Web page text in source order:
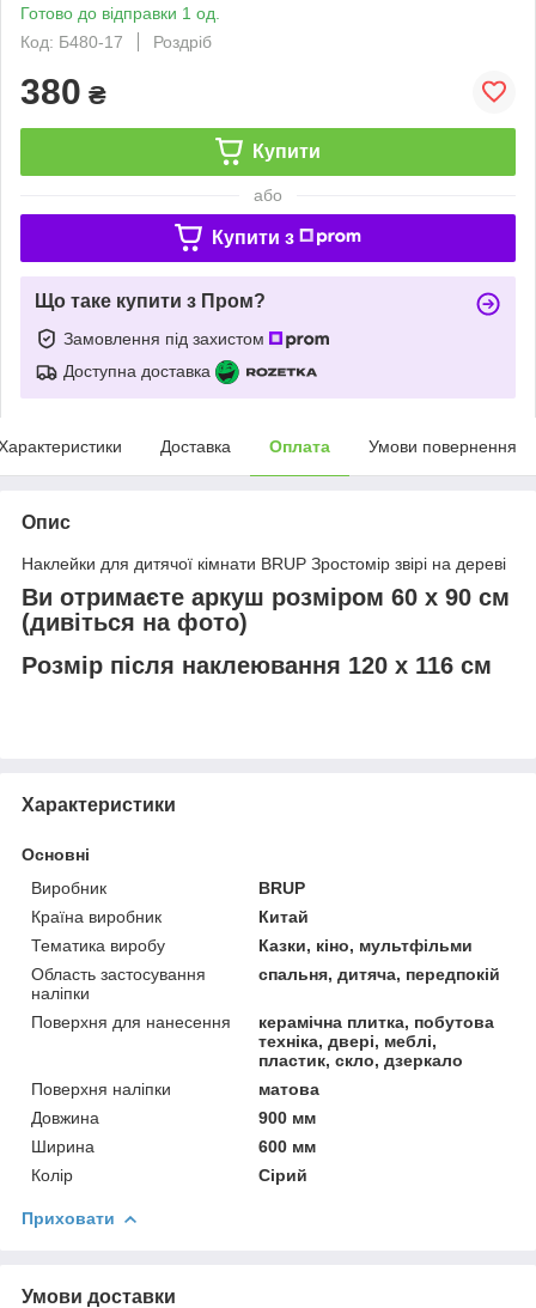
Готово до відправки 1 од.
Код: Б480-17
Роздріб
380 ₴
Купити
або
Купити з
Що таке купити з Пром?
Замовлення під захистом
Доступна доставка
Доставка Оплата Умови повернення
Опис
Наклейки для дитячої кімнати BRUP Зростомір звірі на дереві
Ви отримаєте аркуш розміром 60 х 90 см
(дивіться на фото)
Розмір після наклеювання 120 х 116 см
Характеристики
Основні
Виробник
BRUP
Країна виробник
Китай
Тематика виробу
Казки, кіно, мультфільми
Область застосування
наліпки
спальня, дитяча, передпокій
Поверхня для нанесення
керамічна плитка, побутова
техніка, двері, меблі,
пластик, скло, дзеркало
Поверхня наліпки
матова
Довжина
900 мм
Ширина
600 мм
Колір
Сірий
Приховати
Умови доставки